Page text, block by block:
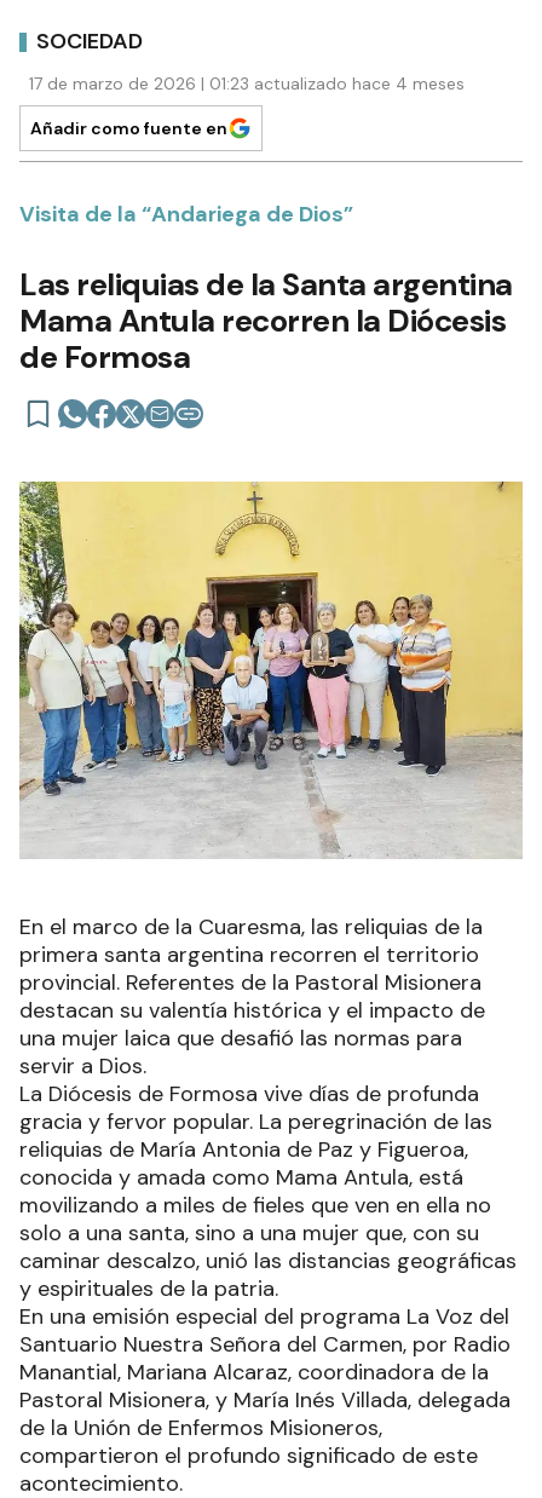
SOCIEDAD
17 de marzo de 2026 | 01:23 actualizado hace 4 meses
Añadir como fuente en
Visita de la “Andariega de Dios”
Las reliquias de la Santa argentina
Mama Antula recorren la Diócesis
de Formosa
En el marco de la Cuaresma, las reliquias de la
primera santa argentina recorren el territorio
provincial. Referentes de la Pastoral Misionera
destacan su valentía histórica y el impacto de
una mujer laica que desafió las normas para
servir a Dios.
La Diócesis de Formosa vive días de profunda
gracia y fervor popular. La peregrinación de las
reliquias de María Antonia de Paz y Figueroa,
conocida y amada como Mama Antula, está
movilizando a miles de fieles que ven en ella no
solo a una santa, sino a una mujer que, con su
caminar descalzo, unió las distancias geográficas
y espirituales de la patria.
En una emisión especial del programa La Voz del
Santuario Nuestra Señora del Carmen, por Radio
Manantial, Mariana Alcaraz, coordinadora de la
Pastoral Misionera, y María Inés Villada, delegada
de la Unión de Enfermos Misioneros,
compartieron el profundo significado de este
acontecimiento.